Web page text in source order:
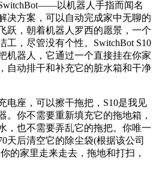
以机器人手指而闻名
方案，可以自动完成家中无聊的
跃，朝着机器人罗西的愿景，一个
工，尽管没有个性。SwitchBot S10
机器人，它通过一个直接挂在你家
自动排干和补充它的脏水箱和干净
座，可以擦干拖把，S10是我见
。你不需要重新填充它的拖地箱，
，也不需要弄乱它的拖把。你唯一
天后清空它的除尘袋(根据该公司
的家里走来走去，拖地和打扫，